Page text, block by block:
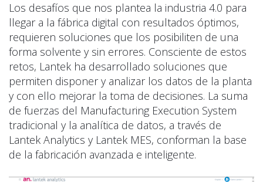
Los desafíos que nos plantea la industria 4.0 para
llegar a la fábrica digital con resultados óptimos,
requieren soluciones que los posibiliten de una
forma solvente y sin errores. Consciente de estos
retos, Lantek ha desarrollado soluciones que
permiten disponer y analizar los datos de la planta
y con ello mejorar la toma de decisiones. La suma
de fuerzas del Manufacturing Execution System
tradicional y la analítica de datos, a través de
Lantek Analytics y Lantek MES, conforman la base
de la fabricación avanzada e inteligente.